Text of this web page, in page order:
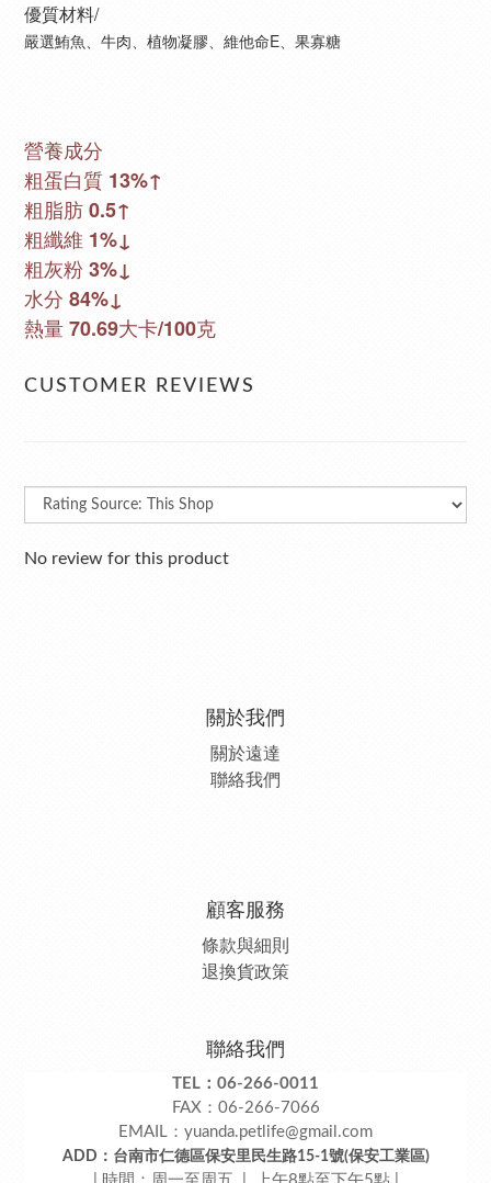
優質材料/
嚴選鮪魚、牛肉、植物凝膠、維他命E、果寡糖
營養成分
粗蛋白質 13%↑
粗脂肪 0.5↑
粗纖維 1%↓
粗灰粉 3%↓
水分 84%↓
熱量 70.69大卡/100克
CUSTOMER REVIEWS
No review for this product
關於我們
關於遠達
聯絡我們
顧客服務
條款與細則
退換貨政策
聯絡我們
TEL：06-266-0011
FAX：06-266-7066
EMAIL：yuanda.petlife@gmail.com
ADD：台南市仁德區保安里民生路15-1號(保安工業區)